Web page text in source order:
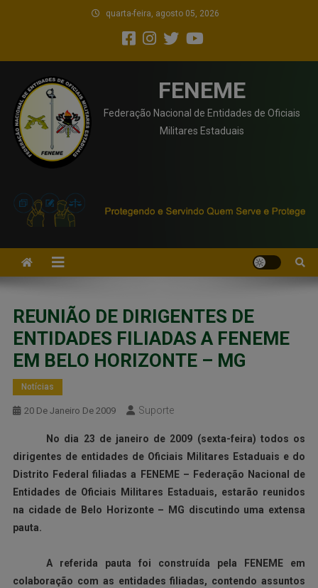
quarta-feira, agosto 05, 2026
FENEME
Federação Nacional de Entidades de Oficiais
Militares Estaduais
REUNIÃO DE DIRIGENTES DE
ENTIDADES FILIADAS A FENEME
EM BELO HORIZONTE – MG
Notícias
20 De Janeiro De 2009 Suporte
No dia 23 de janeiro de 2009 (sexta-feira) todos os
dirigentes de entidades de Oficiais Militares Estaduais e do
Distrito Federal filiadas a FENEME – Federação Nacional de
Entidades de Oficiais Militares Estaduais, estarão reunidos
na cidade de Belo Horizonte – MG discutindo uma extensa
pauta.
A referida pauta foi construída pela FENEME em
colaboração com as entidades filiadas, contendo assuntos